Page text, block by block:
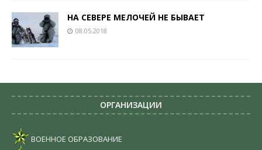
НА СЕВЕРЕ МЕЛОЧЕЙ НЕ БЫВАЕТ
08.05.2018
ОРГАНИЗАЦИИ
ВОЕННОЕ ОБРАЗОВАНИЕ